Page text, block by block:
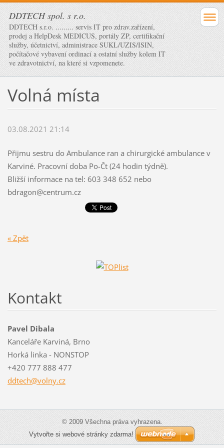
DDTECH spol. s r.o.
DDTECH s.r.o. ......... servis IT pro zdrav.zařízení,
prodej a HelpDesk MEDICUS, portály ZP, certifikační
služby, účetnictví, administrace SUKL/UZIS/ISIN,
počítačové vybavení ordinací a ostatní služby kolem IT
ve zdravotnictví, na které si vzpomenete.
Volná místa
03.08.2021 21:14
Přijmu sestru do Ambulance ran a chirurgické ambulance v
Karviné. Pracovní doba Po-Čt (24 hodin týdně).
Bližší informace na tel: 603 348 652 nebo
bdragon@centrum.cz
« Zpět
Kontakt
Pavel Dibala
Kanceláře Karviná, Brno
Horká linka - NONSTOP
+420 777 888 477
ddtech@volny.cz
© 2009 Všechna práva vyhrazena.
Vytvořte si webové stránky zdarma!